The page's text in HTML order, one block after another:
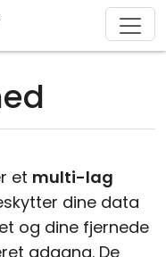
et multi-lag
dine data
og dine fjernede
adgang. De